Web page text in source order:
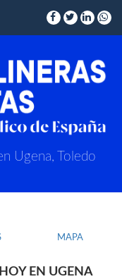
Ugena, Toledo
MAPA
EN UGENA